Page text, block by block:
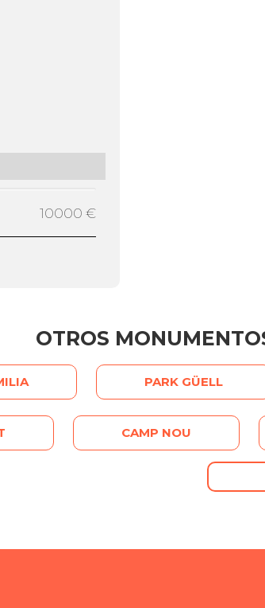
10000 €
OTROS
PARK GÜELL
CAMP NOU